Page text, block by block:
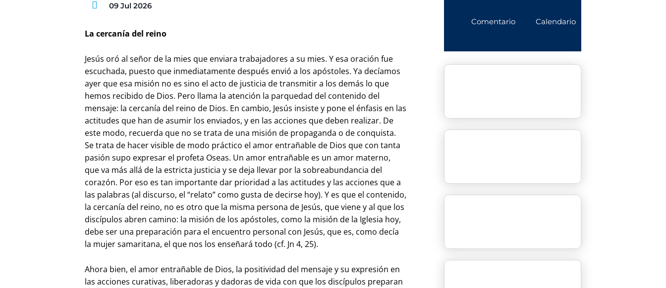
09 Jul 2026
La cercanía del reino
Jesús oró al señor de la mies que enviara trabajadores a su mies. Y esa oración fue
escuchada, puesto que inmediatamente después envió a los apóstoles. Ya decíamos
ayer que esa misión no es sino el acto de justicia de transmitir a los demás lo que
hemos recibido de Dios. Pero llama la atención la parquedad del contenido del
mensaje: la cercanía del reino de Dios. En cambio, Jesús insiste y pone el énfasis en las
actitudes que han de asumir los enviados, y en las acciones que deben realizar. De
este modo, recuerda que no se trata de una misión de propaganda o de conquista.
Se trata de hacer visible de modo práctico el amor entrañable de Dios que con tanta
pasión supo expresar el profeta Oseas. Un amor entrañable es un amor materno,
que va más allá de la estricta justicia y se deja llevar por la sobreabundancia del
corazón. Por eso es tan importante dar prioridad a las actitudes y las acciones que a
las palabras (al discurso, el “relato” como gusta de decirse hoy). Y es que el contenido,
la cercanía del reino, no es otro que la misma persona de Jesús, que viene y al que los
discípulos abren camino: la misión de los apóstoles, como la misión de la Iglesia hoy,
debe ser una preparación para el encuentro personal con Jesús, que es, como decía
la mujer samaritana, el que nos los enseñará todo (cf. Jn 4, 25).
Ahora bien, el amor entrañable de Dios, la positividad del mensaje y su expresión en
las acciones curativas, liberadoras y dadoras de vida con que los discípulos preparan
Comentario Calendario